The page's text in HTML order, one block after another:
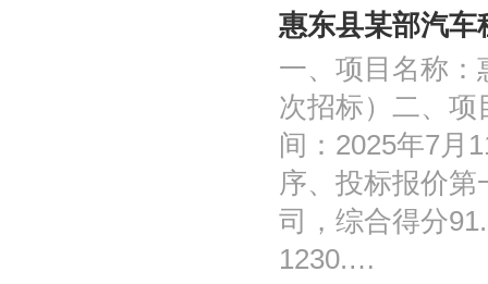
惠东县某部汽车
一、项目名称
次招标）二、项
间：2025年7月
序、投标报价
司，综合得分
1230.…